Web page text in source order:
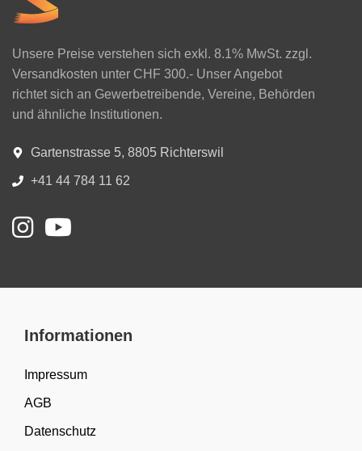
Unsere Preise verstehen sich exkl. 8.1% MwSt. zzgl.
Versandkosten unter CHF 300.- Unser Angebot
richtet sich an Gewerbetreibende, Vereine, Behörden
und ähnliche Institutionen.
Gartenstrasse 5, 8805 Richterswil
+41 44 784 11 62
Informationen
Impressum
AGB
Datenschutz